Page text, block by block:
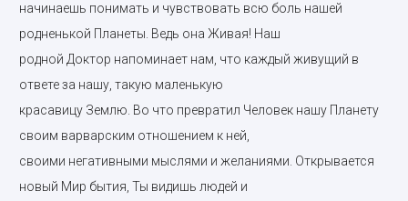
начинаешь понимать и чувствовать всю боль нашей
родненькой Планеты. Ведь она Живая! Наш
родной Доктор напоминает нам, что каждый живущий в
ответе за нашу, такую маленькую
красавицу Землю. Во что превратил Человек нашу Планету
своим варварским отношением к ней,
своими негативными мыслями и желаниями. Открывается
новый Мир бытия, Ты видишь людей и